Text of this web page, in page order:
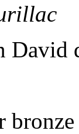
David
bronze